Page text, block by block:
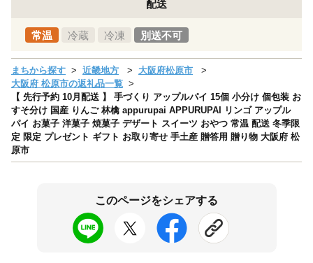
配送
常温 冷蔵 冷凍 別送不可
まちから探す 近畿地方
大阪府松原市
大阪府 松原市の返礼品一覧
【 先行予約 10月配送 】 手づくり アップルパイ 15個 小分け 個包装 お
すそ分け 国産 りんご 林檎 appurupai APPURUPAI リンゴ アップル
パイ お菓子 洋菓子 焼菓子 デザート スイーツ おやつ 常温 配送 冬季限
定 限定 プレゼント ギフト お取り寄せ 手土産 贈答用 贈り物 大阪府 松
原市
このページをシェアする